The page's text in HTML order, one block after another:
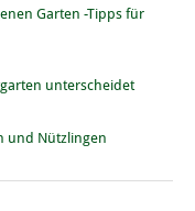
Garten -Tipps für
unterscheidet
und Nützlingen